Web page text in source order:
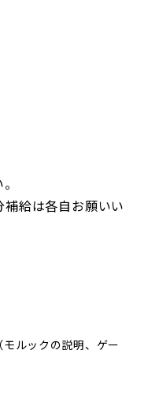
給は各自お願いい
ルックの説明、ゲー